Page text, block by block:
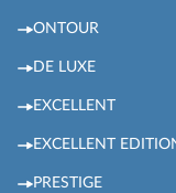
ONTOUR
DE LUXE
EXCELLENT
EXCELLENT
PRESTIGE